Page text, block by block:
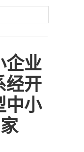
企业
经开
中小